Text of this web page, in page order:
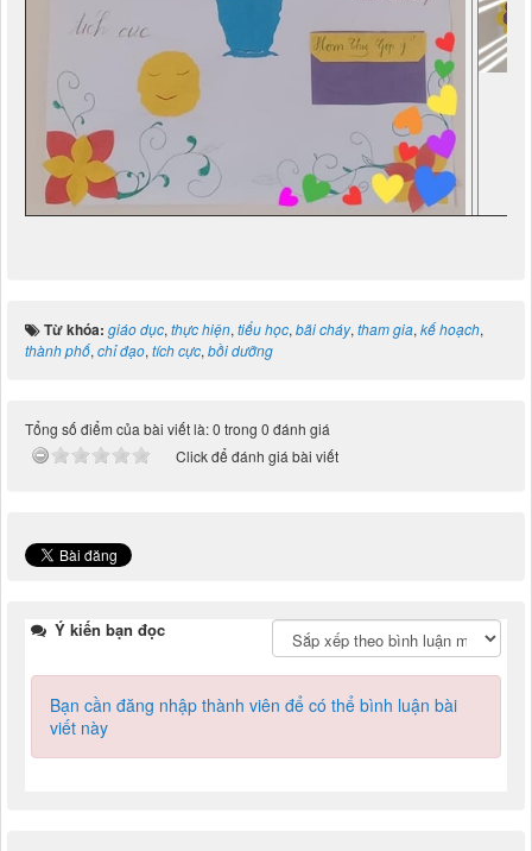
Từ khóa: giáo dục, thực hiện, tiểu học, bãi cháy, tham gia, kế hoạch,
thành phố, chỉ đạo, tích cực, bồi dưỡng
Tổng số điểm của bài viết là: 0 trong 0 đánh giá
Click để đánh giá bài viết
Ý kiến bạn đọc
Bạn cần đăng nhập thành viên để có thể bình luận bài
viết này